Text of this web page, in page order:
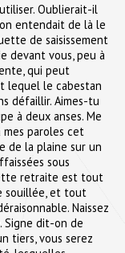
Oublierait-il
entendait de là le
de saisissement
devant vous, peu à
qui peut
lequel le cabestan
défaillir. Aimes-tu
à deux anses. Me
paroles cet
de la plaine sur un
sous
retraite est tout
souillée, et tout
Naissez
Signe dit-on de
tiers, vous serez